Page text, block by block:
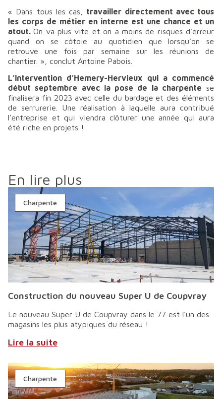
« Dans tous les cas, travailler directement avec tous
les corps de métier en interne est une chance et un
atout.On va plus vite et on a moins de risques d’erreur
quand on se côtoie au quotidien que lorsqu’on se
retrouve une fois par semaine sur les réunions de
chantier. », conclut Antoine Pabois.
L’intervention d’Hemery-Hervieux qui a commencé
début septembre avec la pose de la charpente se
finalisera fin 2023 avec celle du bardage et des éléments
de serrurerie. Une réalisation à laquelle aura contribué
l’entreprise et qui viendra clôturer une année qui aura
été riche en projets !
En lire plus
Charpente
Construction du nouveau Super U de Coupvray
Le nouveau Super U de Coupvray dans le 77 est l'un des
magasins les plus atypiques du réseau !
Lire la suite
Charpente